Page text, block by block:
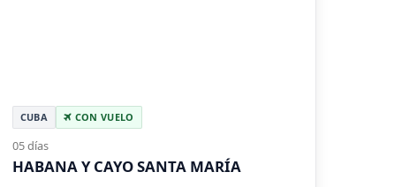
CUBA CON VUELO
05 días
HABANA Y CAYO SANTA MARÍA